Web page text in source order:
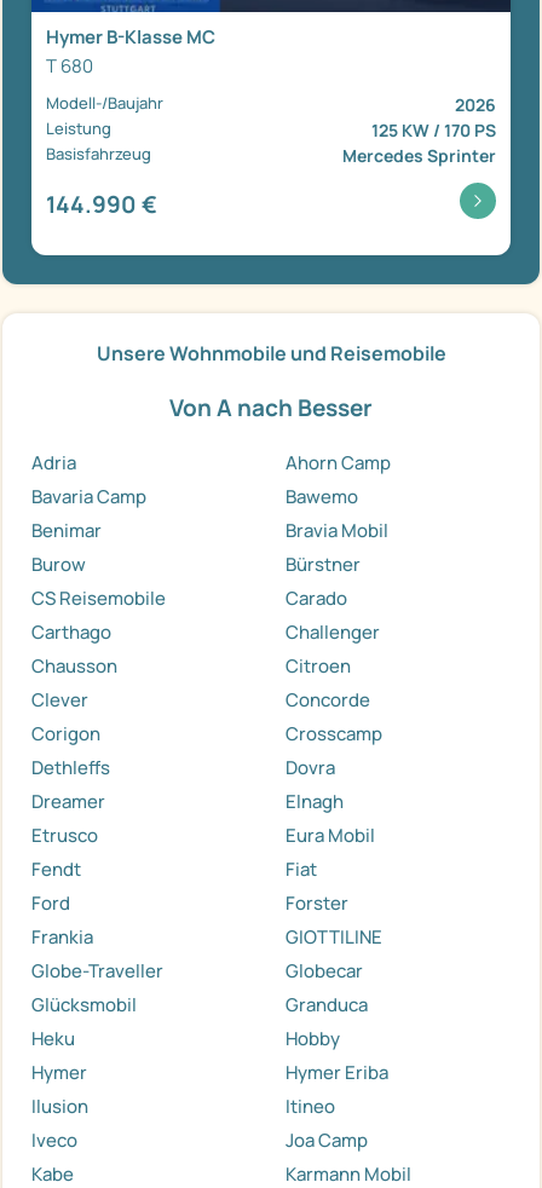
Hymer B-Klasse MC
T 680
Modell-/Baujahr 2026
Leistung 125 KW / 170 PS
Basisfahrzeug Mercedes Sprinter
144.990 €
Unsere Wohnmobile und Reisemobile
Von A nach Besser
Adria
Ahorn Camp
Bavaria Camp
Bawemo
Benimar
Bravia Mobil
Burow
Bürstner
CS Reisemobile
Carado
Carthago
Challenger
Chausson
Citroen
Clever
Concorde
Corigon
Crosscamp
Dethleffs
Dovra
Dreamer
Elnagh
Etrusco
Eura Mobil
Fendt
Fiat
Ford
Forster
Frankia
GIOTTILINE
Globe-Traveller
Globecar
Glücksmobil
Granduca
Heku
Hobby
Hymer
Hymer Eriba
Ilusion
Itineo
Iveco
Joa Camp
Kabe
Karmann Mobil